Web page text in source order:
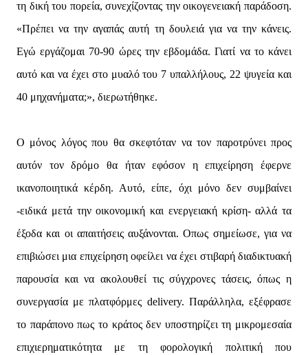
τη δική του πορεία, συνεχίζοντας την οικογενειακή παράδοση.
«Πρέπει να την αγαπάς αυτή τη δουλειά για να την κάνεις.
Εγώ εργάζομαι 70-90 ώρες την εβδομάδα. Γιατί να το κάνει
αυτό και να έχει στο μυαλό του 7 υπαλλήλους, 22 ψυγεία και
40 μηχανήματα;», διερωτήθηκε.
Ο μόνος λόγος που θα σκεφτόταν να τον παροτρύνει προς
αυτόν τον δρόμο θα ήταν εφόσον η επιχείρηση έφερνε
ικανοποιητικά κέρδη. Αυτό, είπε, όχι μόνο δεν συμβαίνει
-ειδικά μετά την οικονομική και ενεργειακή κρίση- αλλά τα
έξοδα και οι απαιτήσεις αυξάνονται. Οπως σημείωσε, για να
επιβιώσει μια επιχείρηση οφείλει να έχει στιβαρή διαδικτυακή
παρουσία και να ακολουθεί τις σύγχρονες τάσεις, όπως η
συνεργασία με πλατφόρμες delivery. Παράλληλα, εξέφρασε
το παράπονο πως το κράτος δεν υποστηρίζει τη μικρομεσαία
επιχιερηματικότητα με τη φορολογική πολιτική που